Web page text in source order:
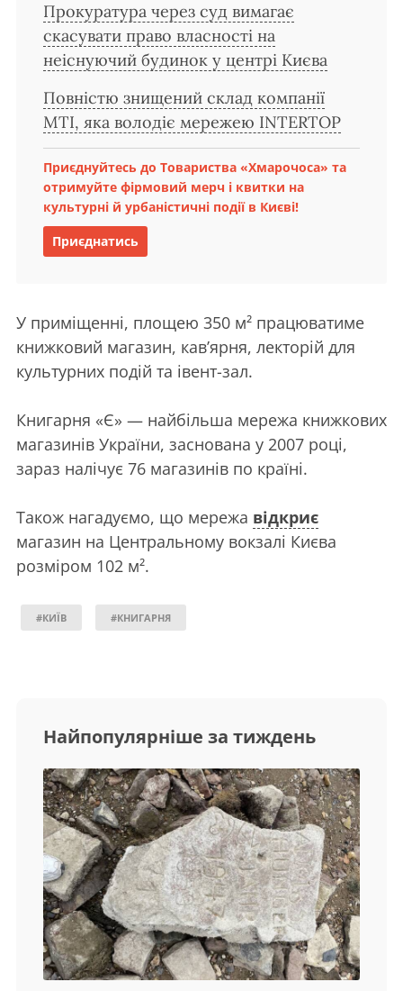
Прокуратура через суд вимагає
скасувати право власності на
неіснуючий будинок у центрі Києва
Повністю знищений склад компанії
MTI, яка володіє мережею INTERTOP
Приєднуйтесь до Товариства «Хмарочоса» та
отримуйте фірмовий мерч і квитки на
культурні й урбаністичні події в Києві!
Приєднатись
У приміщенні, площею 350 м² працюватиме
книжковий магазин, кав’ярня, лекторій для
культурних подій та івент-зал.
Книгарня «Є» — найбільша мережа книжкових
магазинів України, заснована у 2007 році,
зараз налічує 76 магазинів по країні.
Також нагадуємо, що мережа відкриє
магазин на Центральному вокзалі Києва
розміром 102 м².
#КИЇВ #КНИГАРНЯ
Найпопулярніше за тиждень